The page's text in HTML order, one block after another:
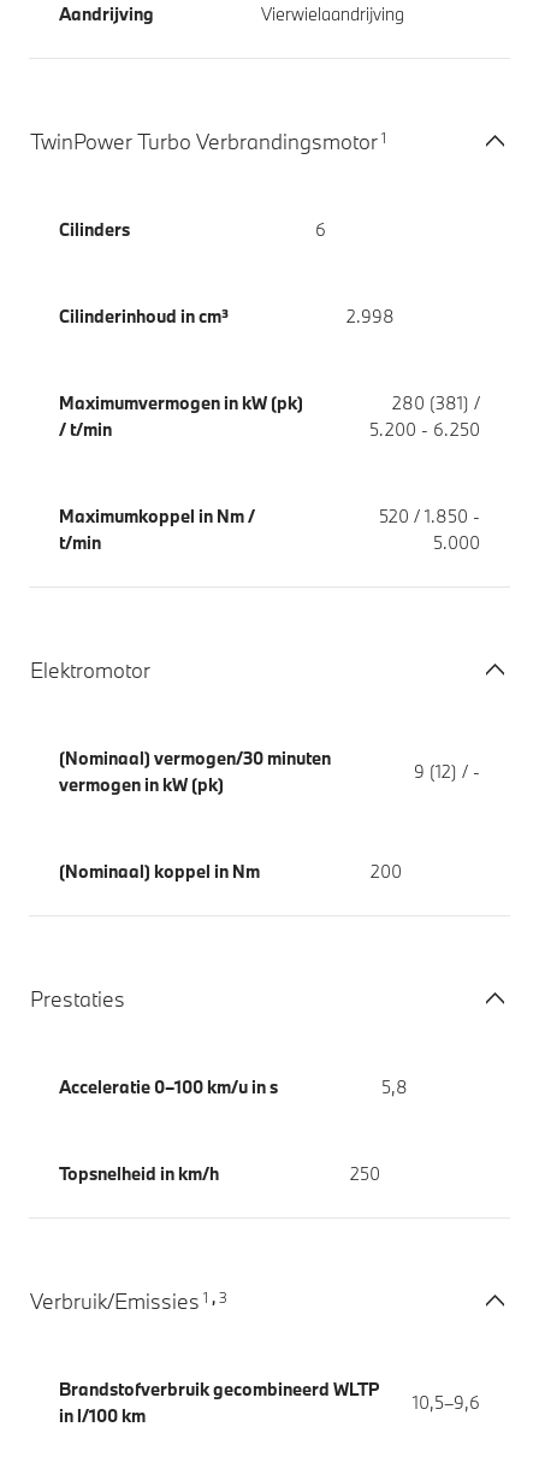
Aandrijving Vierwielaandrijving
TwinPower Turbo Verbrandingsmotor1
Cilinders 6
Cilinderinhoud in cm³ 2.998
Maximumvermogen in kW (pk)
/ t/min
280 (381) /
5.200 - 6.250
Maximumkoppel in Nm /
t/min
520 / 1.850 -
5.000
Elektromotor
(Nominaal) vermogen/30 minuten
vermogen in kW (pk)
9 (12) / -
(Nominaal) koppel in Nm 200
Prestaties
Acceleratie 0–100 km/u in s 5,8
Topsnelheid in km/h 250
Verbruik/Emissies 1 , 3
Brandstofverbruik gecombineerd WLTP
in l/100 km
10,5–9,6